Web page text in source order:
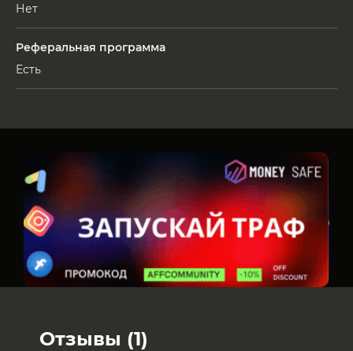
Нет
Реферальная программа
Есть
Отзывы (1)